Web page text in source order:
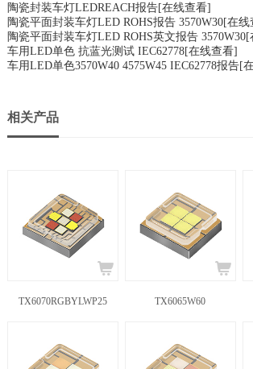
陶瓷封装车灯LEDREACH报告[在线查看]
陶瓷平面封装车灯LED ROHS报告 3570W30[在线
陶瓷平面封装车灯LED ROHS英文报告 3570W30[
车用LED单色 抗蓝光测试 IEC62778[在线查看]
车用LED单色3570W40 4575W45 IEC62778报告[
相关产品
TX6070RGBYLWP25 TX6065W60